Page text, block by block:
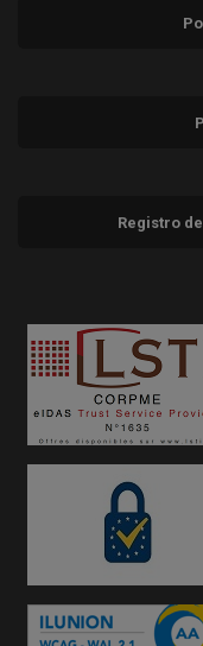
Registro